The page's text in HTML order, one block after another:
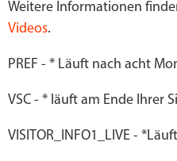
Weitere Informationen
Videos.
PREF - * Läuft nach acht
VSC - * läuft am Ende Ihrer
VISITOR_INFO1_LIVE -